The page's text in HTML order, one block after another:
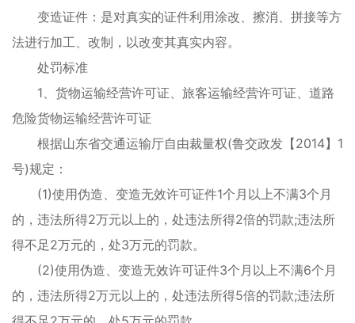
变造证件：是对真实的证件利用涂改、擦消、拼接等方
法进行加工、改制，以改变其真实内容。
处罚标准
1、货物运输经营许可证、旅客运输经营许可证、道路
危险货物运输经营许可证
根据山东省交通运输厅自由裁量权(鲁交政发【2014】1
号)规定：
(1)使用伪造、变造无效许可证件1个月以上不满3个月
的，违法所得2万元以上的，处违法所得2倍的罚款;违法所
得不足2万元的，处3万元的罚款。
(2)使用伪造、变造无效许可证件3个月以上不满6个月
的，违法所得2万元以上的，处违法所得5倍的罚款;违法所